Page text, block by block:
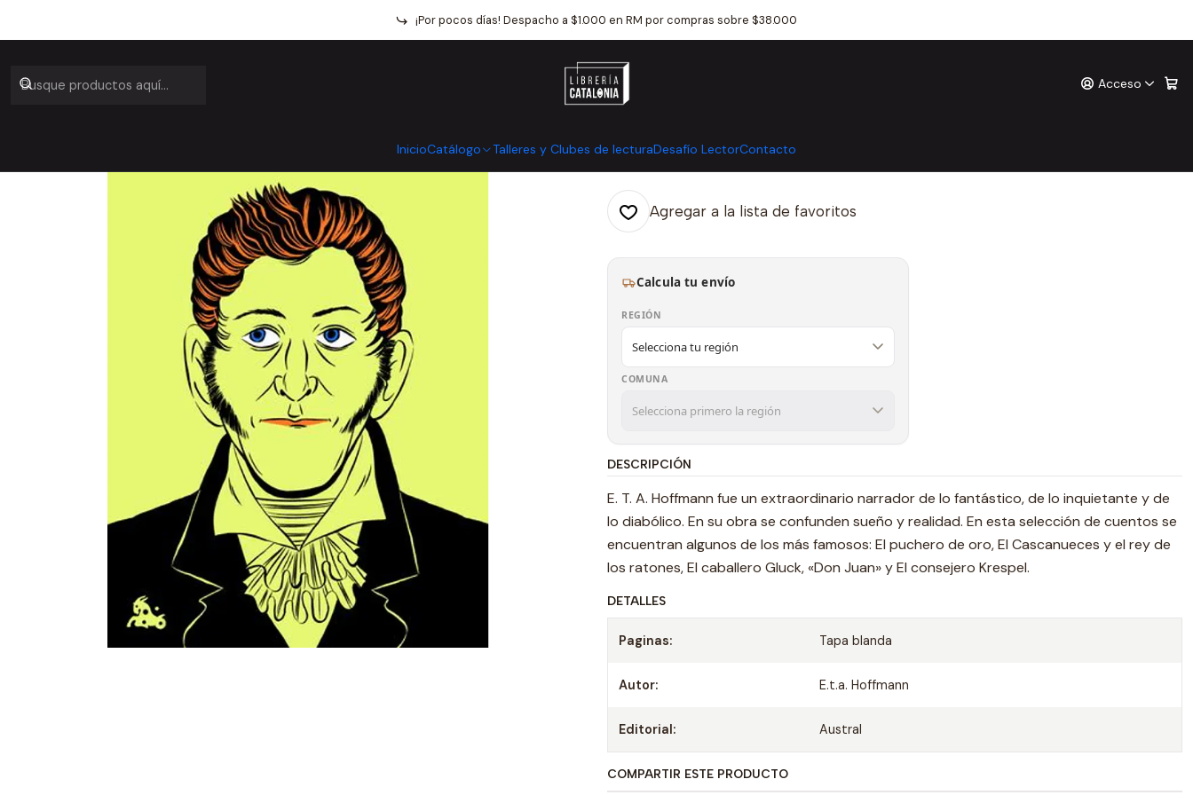
Acceso
InicioCatálogo Talleres y Clubes de lecturaDesafío LectorContacto
¡Por pocos días! Despacho a $1.000 en RM por compras sobre $38.000
Catálogo Narrativa Literatura Universal Cuentos De E.t.a. Hoffmann (Austral)
|
Cuentos De E.t.a. Hoffmann (Austral)
Mostrar stock de ubicaciones
Agregar a la lista de favoritos
Calcula tu envío
REGIÓN
COMUNA
DESCRIPCIÓN
E. T. A. Hoffmann fue un extraordinario narrador de lo fantástico, de lo inquietante y de
lo diabólico. En su obra se confunden sueño y realidad. En esta selección de cuentos se
encuentran algunos de los más famosos: El puchero de oro, El Cascanueces y el rey de
los ratones, El caballero Gluck, «Don Juan» y El consejero Krespel.
DETALLES
Paginas: Tapa blanda
Autor: E.t.a. Hoffmann
Editorial: Austral
COMPARTIR ESTE PRODUCTO